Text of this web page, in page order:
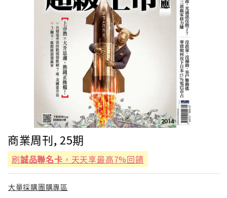
商業周刊, 25期
刷誠品聯名卡 ，天天享最高7%回饋
大量採購團購專區